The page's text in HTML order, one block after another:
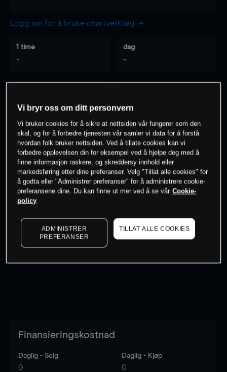
Logg inn for å bruke chartverktøy
1 time
-
dag
-
-
0% av kunder erpå dette instrumentet
Søk om konto
Log in
Finansieringskostnad
Daglig - Selg
0
Daglig - Kjøp
0
Vi bryr oss om ditt personvern
Vi bruker cookies for å sikre at nettsiden vår fungerer som den
skal, og for å forbedre tjenesten vår samler vi data for å forstå
hvordan folk bruker nettsiden. Ved å tillate cookies kan vi
forbedre opplevelsen din for eksempel ved å hjelpe deg med å
finne informasjon raskere, og skreddersy innhold eller
markedsføring etter dine preferanser. Velg "Tillat alle cookies" for
å godta eller "Administrer preferanser" for å administrere cookie-
preferansene dine. Du kan finne ut mer ved å se vår Cookie-
policy
ADMINISTRER
PREFERANSER
TILLAT ALLE COOKIES